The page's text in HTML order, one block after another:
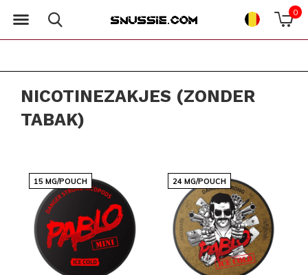
0
NICOTINEZAKJES (ZONDER
TABAK)
15 MG/POUCH 24 MG/POUCH